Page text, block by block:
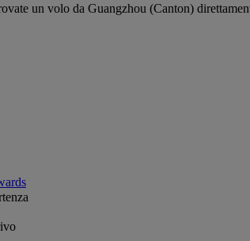
un volo da Guangzhou (Canton)